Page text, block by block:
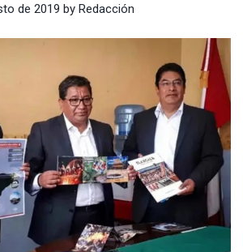
de 2019 by Redacción